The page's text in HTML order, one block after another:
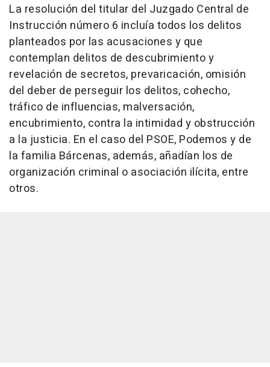
La resolución del titular del Juzgado Central de
Instrucción número 6 incluía todos los delitos
planteados por las acusaciones y que
contemplan delitos de descubrimiento y
revelación de secretos, prevaricación, omisión
del deber de perseguir los delitos, cohecho,
tráfico de influencias, malversación,
encubrimiento, contra la intimidad y obstrucción
a la justicia. En el caso del PSOE, Podemos y de
la familia Bárcenas, además, añadían los de
organización criminal o asociación ilícita, entre
otros.